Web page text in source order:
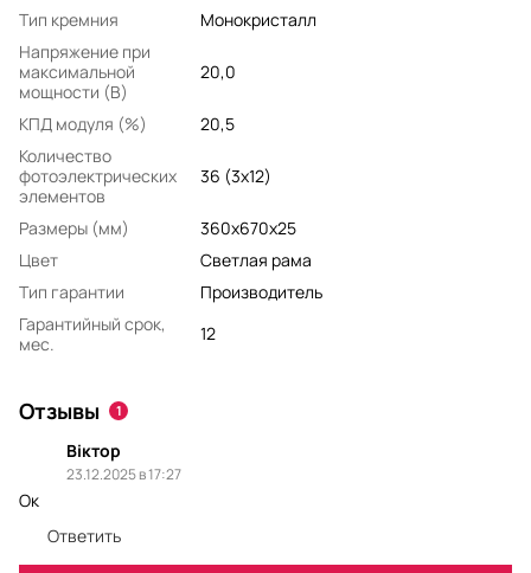
Тип кремния
Монокристалл
Напряжение при
максимальной
мощности (В)
20,0
КПД модуля (%)
20,5
Количество
фотоэлектрических
элементов
36 (3x12)
Размеры (мм)
360х670х25
Цвет
Светлая рама
Тип гарантии
Производитель
Гарантийный срок,
мес.
12
Отзывы 1
Віктор
23.12.2025 в 17:27
Ок
Ответить